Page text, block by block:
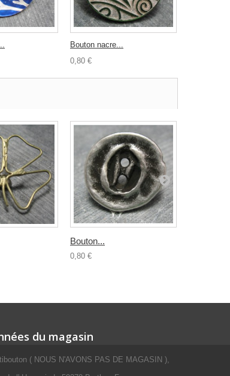
Bouton nacre...
0,80 €
Bouton...
0,80 €
du magasin
( NOUS N'AVONS PAS DE MAGASIN ),